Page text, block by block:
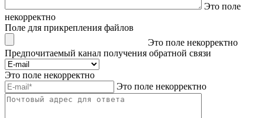
Это поле
некорректно
Поле для прикрепления файлов
Это поле некорректно
Предпочитаемый канал получения обратной связи
Это поле некорректно
Это поле некорректно